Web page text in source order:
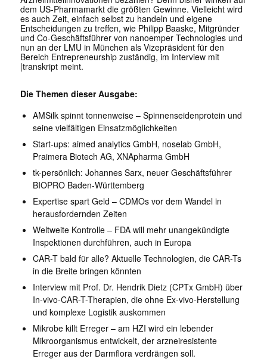
dem US-Pharmamarkt die größten Gewinne. Vielleicht wird
es auch Zeit, einfach selbst zu handeln und eigene
Entscheidungen zu treffen, wie Philipp Baaske, Mitgründer
und Co-Geschäftsführer von nanoemper Technologies und
nun an der LMU in München als Vizepräsident für den
Bereich Entrepreneurship zuständig, im Interview mit
|transkript meint.
Die Themen dieser Ausgabe:
AMSilk spinnt tonnenweise – Spinnenseidenprotein und
seine vielfältigen Einsatzmöglichkeiten
Start-ups: aimed analytics GmbH, noselab GmbH,
Praimera Biotech AG, XNApharma GmbH
tk-persönlich: Johannes Sarx, neuer Geschäftsführer
BIOPRO Baden-Württemberg
Expertise spart Geld – CDMOs vor dem Wandel in
herausfordernden Zeiten
Weltweite Kontrolle – FDA will mehr unangekündigte
Inspektionen durchführen, auch in Europa
CAR-T bald für alle? Aktuelle Technologien, die CAR-Ts
in die Breite bringen könnten
Interview mit Prof. Dr. Hendrik Dietz (CPTx GmbH) über
In-vivo-CAR-T-Therapien, die ohne Ex-vivo-Herstellung
und komplexe Logistik auskommen
Mikrobe killt Erreger – am HZI wird ein lebender
Mikroorganismus entwickelt, der arzneiresistente
Erreger aus der Darmflora verdrängen soll.